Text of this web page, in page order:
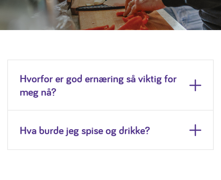
Hvorfor er god ernæring så viktig for
meg nå?
Hva burde jeg spise og drikke?